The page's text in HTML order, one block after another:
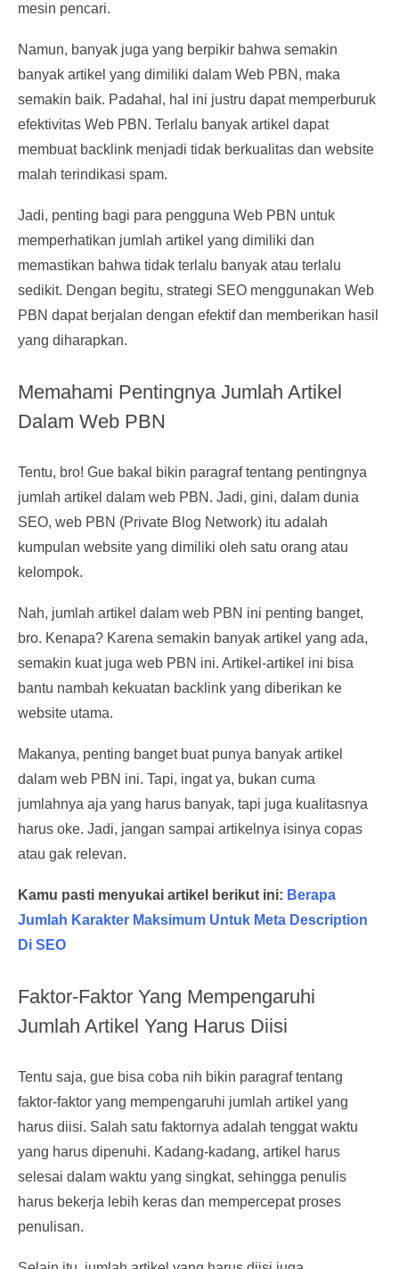
mesin pencari.
Namun, banyak juga yang berpikir bahwa semakin
banyak artikel yang dimiliki dalam Web PBN, maka
semakin baik. Padahal, hal ini justru dapat memperburuk
efektivitas Web PBN. Terlalu banyak artikel dapat
membuat backlink menjadi tidak berkualitas dan website
malah terindikasi spam.
Jadi, penting bagi para pengguna Web PBN untuk
memperhatikan jumlah artikel yang dimiliki dan
memastikan bahwa tidak terlalu banyak atau terlalu
sedikit. Dengan begitu, strategi SEO menggunakan Web
PBN dapat berjalan dengan efektif dan memberikan hasil
yang diharapkan.
Memahami Pentingnya Jumlah Artikel
Dalam Web PBN
Tentu, bro! Gue bakal bikin paragraf tentang pentingnya
jumlah artikel dalam web PBN. Jadi, gini, dalam dunia
SEO, web PBN (Private Blog Network) itu adalah
kumpulan website yang dimiliki oleh satu orang atau
kelompok.
Nah, jumlah artikel dalam web PBN ini penting banget,
bro. Kenapa? Karena semakin banyak artikel yang ada,
semakin kuat juga web PBN ini. Artikel-artikel ini bisa
bantu nambah kekuatan backlink yang diberikan ke
website utama.
Makanya, penting banget buat punya banyak artikel
dalam web PBN ini. Tapi, ingat ya, bukan cuma
jumlahnya aja yang harus banyak, tapi juga kualitasnya
harus oke. Jadi, jangan sampai artikelnya isinya copas
atau gak relevan.
Kamu pasti menyukai artikel berikut ini: Berapa
Jumlah Karakter Maksimum Untuk Meta Description
Di SEO
Faktor-Faktor Yang Mempengaruhi
Jumlah Artikel Yang Harus Diisi
Tentu saja, gue bisa coba nih bikin paragraf tentang
faktor-faktor yang mempengaruhi jumlah artikel yang
harus diisi. Salah satu faktornya adalah tenggat waktu
yang harus dipenuhi. Kadang-kadang, artikel harus
selesai dalam waktu yang singkat, sehingga penulis
harus bekerja lebih keras dan mempercepat proses
penulisan.